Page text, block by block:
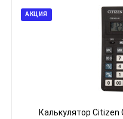
АКЦИЯ
Калькулятор Citizen